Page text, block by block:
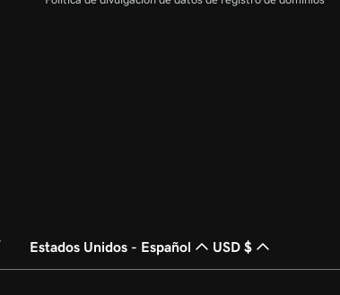
Estados Unidos - Español USD $